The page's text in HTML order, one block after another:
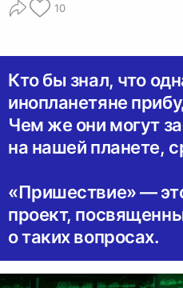
10
Кто бы знал, что
инопланетяне
Чем же они могут
на нашей планете,
«Пришествие» —
проект,
о таких вопросах.